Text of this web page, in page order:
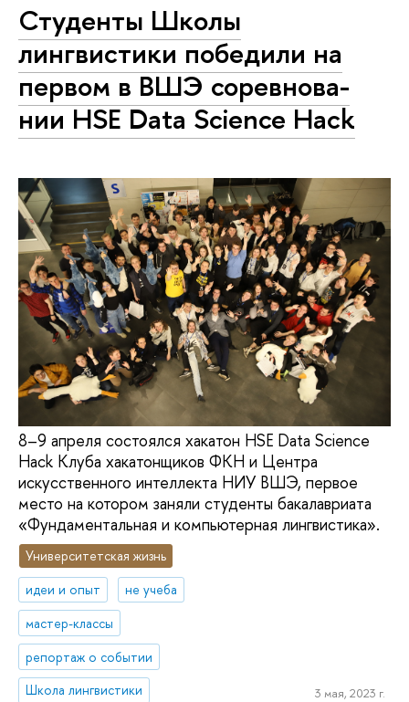
Студенты Школы
лингвистики победили на
первом в ВШЭ со­рев­но­ва­
нии HSE Data Science Hack
8–9 апреля состоялся хакатон HSE Data Science
Hack Клуба хакатонщиков ФКН и Центра
искусственного интеллекта НИУ ВШЭ, первое
место на котором заняли студенты бакалавриата
«Фундаментальная и компьютерная лингвистика».
Университетская жизнь
идеи и опыт
не учеба
мастер-классы
репортаж о событии
Школа лингвистики
3 мая, 2023 г.